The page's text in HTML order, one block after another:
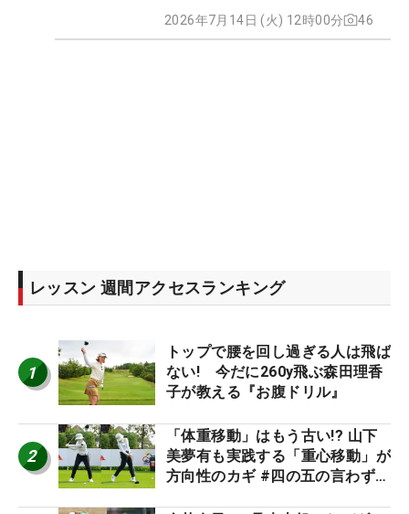
2026年7月14日 (火) 12時00分 46
レッスン 週間アクセスランキング
1
トップで腰を回し過ぎる人は飛ば
ない! 今だに260y飛ぶ森田理香
子が教える『お腹ドリル』
2
「体重移動」はもう古い!? 山下
美夢有も実践する「重心移動」が
方向性のカギ #四の五の言わず振